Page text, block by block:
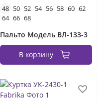
48 50 52 54 56 58 60 62
64 66 68
Пальто Модель ВЛ-133-3
В корзину